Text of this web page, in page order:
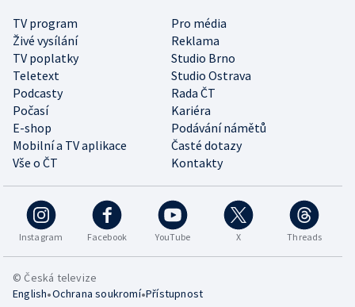
TV program
Pro média
Živé vysílání
Reklama
TV poplatky
Studio Brno
Teletext
Studio Ostrava
Podcasty
Rada ČT
Počasí
Kariéra
E-shop
Podávání námětů
Mobilní a TV aplikace
Časté dotazy
Vše o ČT
Kontakty
Instagram Facebook YouTube X Threads
© Česká televize
English•Ochrana soukromí•Přístupnost